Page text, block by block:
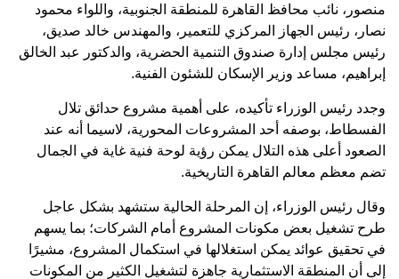
منصور، نائب محافظ القاهرة للمنطقة الجنوبية، واللواء محمود
نصار، رئيس الجهاز المركزي للتعمير، والمهندس خالد صديق،
رئيس مجلس إدارة صندوق التنمية الحضرية، والدكتور عبد الخالق
إبراهيم، مساعد وزير الإسكان للشئون الفنية.
وجدد رئيس الوزراء تأكيده، على أهمية مشروع حدائق تلال
الفسطاط، بوصفه أحد المشروعات المحورية، لاسيما أنه عند
الصعود أعلى هذه التلال يمكن رؤية لوحة فنية غاية في الجمال
تضم معظم معالم القاهرة التاريخية.
وقال رئيس الوزراء، إن المرحلة الحالية ستشهد بشكل عاجل
طرح تشغيل بعض مكونات المشروع أمام الشركات؛ بما يسهم
في تحقيق عوائد يمكن استغلالها في استكمال المشروع، مشيرًا
إلى أن المنطقة الاستثمارية جاهزة لتشغيل الكثير من المكونات